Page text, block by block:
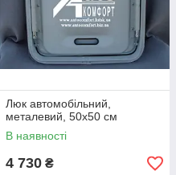
Люк автомобільний,
металевий, 50х50 см
В наявності
4 730 ₴